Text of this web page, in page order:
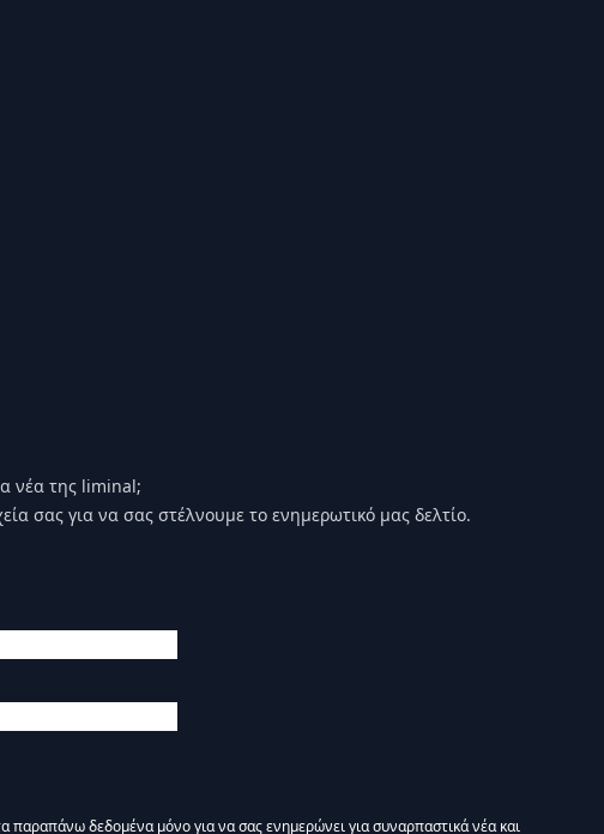
νέα της liminal;
σας για να σας στέλνουμε το ενημερωτικό μας δελτίο.
παραπάνω δεδομένα μόνο για να σας ενημερώνει για συναρπαστικά νέα και